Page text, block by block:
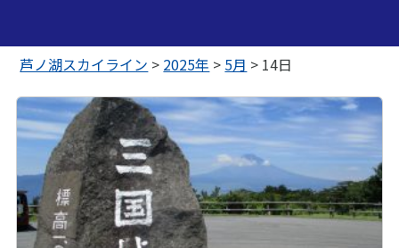
芦ノ湖スカイライン > 2025年 > 5月 > 14日